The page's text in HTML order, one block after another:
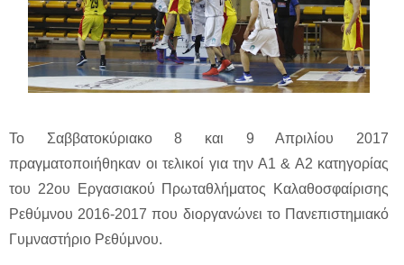
Το Σαββατοκύριακο 8 και 9 Απριλίου 2017
πραγματοποιήθηκαν οι τελικοί για την Α1 & Α2 κατηγορίας
του 22ου Εργασιακού Πρωταθλήματος Καλαθοσφαίρισης
Ρεθύμνου 2016-2017 που διοργανώνει το Πανεπιστημιακό
Γυμναστήριο Ρεθύμνου.